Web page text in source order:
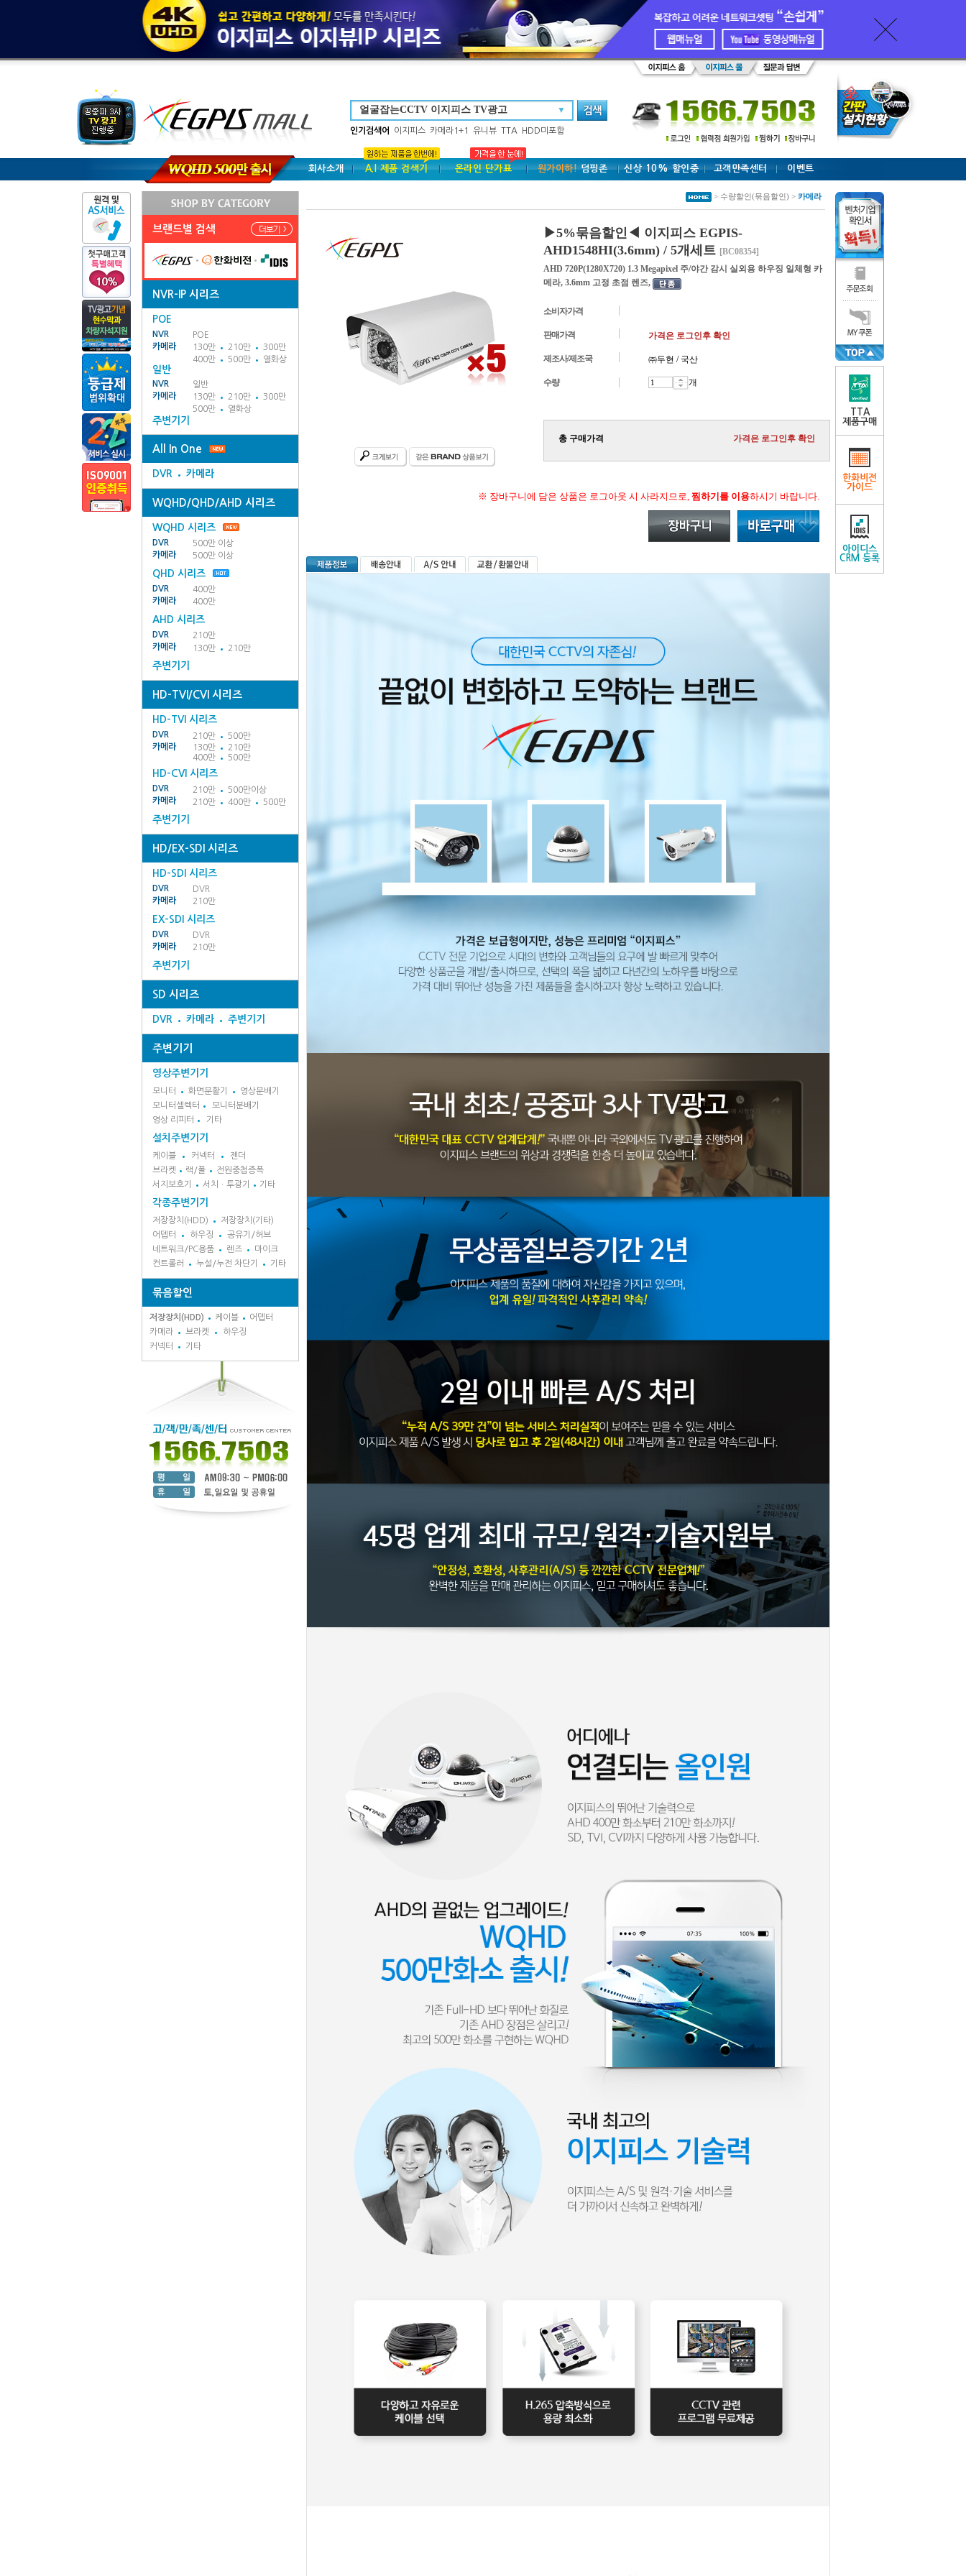
▼
인기검색어 이지피스 카메라1+1 유니뷰 TTA HDD미포함
회사소개 A.I 제품 검색기 온라인 단가표 원가이하!덤핑존 신상 10% 할인중 고객만족센터 이벤트
브랜드별 검색
NVR-IP 시리즈
POE
NVR
POE
카메라
130만 210만
300만
400만
500만 열화상
일반
NVR
일반
카메라
130만 210만
300만
500만
열화상
주변기기
All In One
DVR 카메라
WQHD/QHD/AHD 시리즈
WQHD 시리즈
DVR
500만 이상
카메라
500만 이상
QHD 시리즈
DVR
400만
카메라
400만
AHD 시리즈
DVR
210만
카메라
130만 210만
주변기기
HD-TVI/CVI 시리즈
HD-TVI 시리즈
DVR 210만
500만
카메라
130만
210만
400만
500만
HD-CVI 시리즈
DVR 210만
500만이상
카메라
210만 400만 500만
주변기기
HD/EX-SDI 시리즈
HD-SDI 시리즈
DVR
DVR
카메라
210만
EX-SDI 시리즈
DVR
DVR
카메라
210만
주변기기
SD 시리즈
DVR 카메라 주변기기
주변기기
영상주변기기
모니터 화면분활기
영상분배기
모니터셀렉터
모니터분배기
영상 리피터
기타
설치주변기기
케이블 커넥터
젠더
브라켓
랙/폴
전원중첩증폭
서지보호기
서치ㆍ투광기 기타
각종주변기기
저장장치(HDD)
저장장치(기타)
어뎁터
하우징
공유기/허브
네트워크/PC용품
렌즈
마이크
컨트롤러
누설/누전 차단기 기타
묶음할인
저장장치(HDD) 케이블
어뎁터
카메라
브라켓
하우징
커넥터
기타
> 수량할인(묶음할인) > 카메라
▶5%묶음할인◀ 이지피스 EGPIS-
AHD1548HI(3.6mm) / 5개세트 [BC08354]
AHD 720P(1280X720) 1.3 Megapixel 주/야간 감시 실외용 하우징 일체형 카
메라, 3.6mm 고정 초점 렌즈,
소비자가격
판매가격 가격은 로그인후 확인
제조사/제조국 ㈜두현 / 국산
수량 개
총 구매가격 가격은 로그인후 확인
※ 장바구니에 담은 상품은 로그아웃 시 사라지므로, 찜하기를 이용하시기 바랍니다.
TTA
제품구매
한화비전
가이드
아이디스
CRM 등록